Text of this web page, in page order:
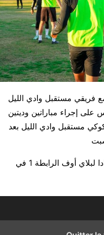
فريقي مستقبل وادي الليل
على إجراء مباراتين وديتين
مستقبل وادي الليل بعد
وتجرى المباراتان في صفاقس إعدادا لبلاي أوف الرابطة 1 في